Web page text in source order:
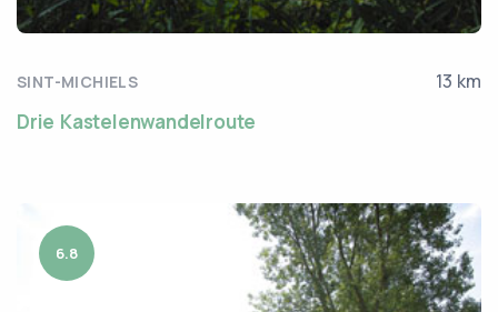
SINT-MICHIELS 13 km
Drie Kastelenwandelroute
6.8